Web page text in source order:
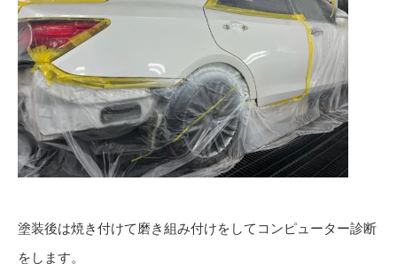
塗装後は焼き付けて磨き組み付けをしてコンピューター診断
をします。